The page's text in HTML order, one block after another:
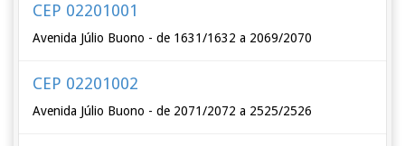
CEP 02201001
Avenida Júlio Buono - de 1631/1632 a 2069/2070
CEP 02201002
Avenida Júlio Buono - de 2071/2072 a 2525/2526